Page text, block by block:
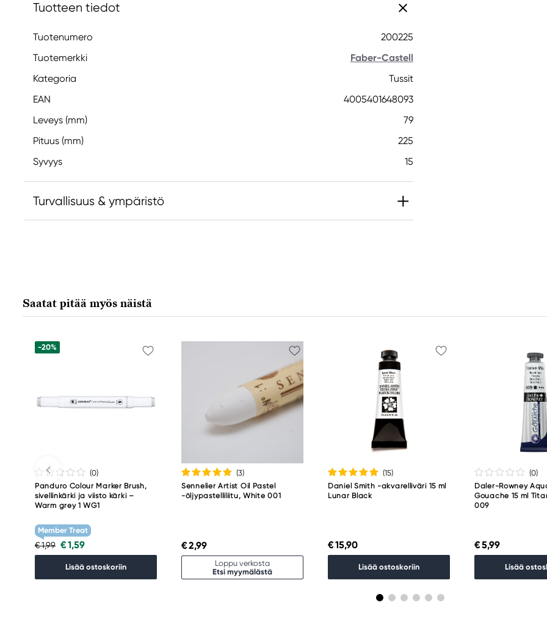
Tuotteen tiedot
Tuotenumero
200225
Tuotemerkki
Faber-Castell
Kategoria
Tussit
EAN
4005401648093
Leveys (mm)
79
Pituus (mm)
225
Syvyys
15
Turvallisuus & ympäristö
90546 Stein, Germany
info@Faber-Castell.de
Saatat pitää myös näistä
-20%
(0)
Panduro Colour Marker Brush,
sivellinkärki ja viisto kärki –
Warm grey 1 WG1
Member Treat
€ 1,99 € 1,59
Lisää ostoskoriin
(3)
Sennelier Artist Oil Pastel
-öljypastelliliitu, White 001
€ 2,99
Loppu verkosta
Etsi myymälästä
(15)
Daniel Smith -akvarelliväri 15 ml
Lunar Black
€ 15,90
Lisää ostoskoriin
(0)
Daler-Rowney
Gouache 15 ml
009
€ 5,99
Lisää